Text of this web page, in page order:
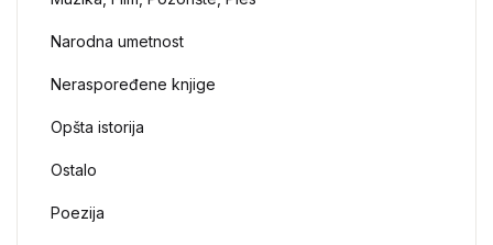
Narodna umetnost
Neraspoređene knjige
Opšta istorija
Ostalo
Poezija